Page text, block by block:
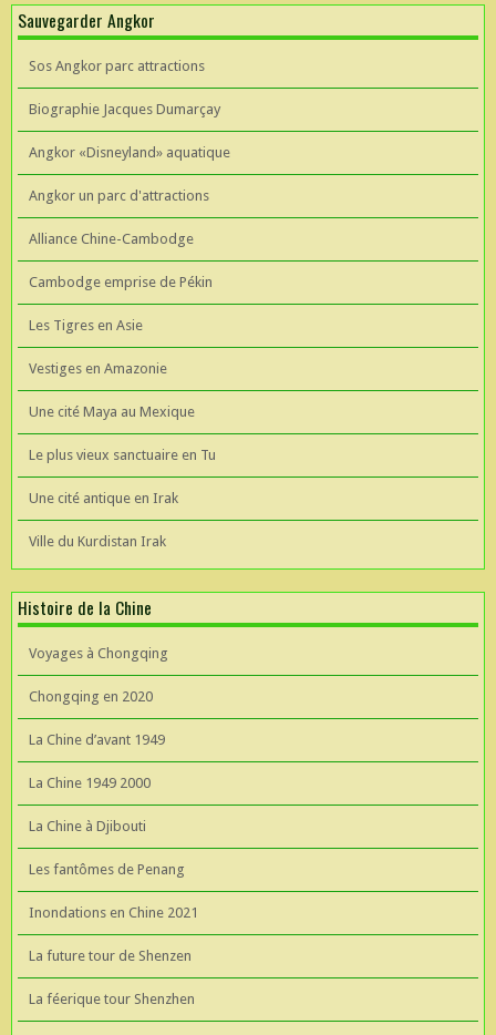
Sauvegarder Angkor
Sos Angkor parc attractions
Biographie Jacques Dumarçay
Angkor «Disneyland» aquatique
Angkor un parc d'attractions
Alliance Chine-Cambodge
Cambodge emprise de Pékin
Les Tigres en Asie
Vestiges en Amazonie
Une cité Maya au Mexique
Le plus vieux sanctuaire en Tu
Une cité antique en Irak
Ville du Kurdistan Irak
Histoire de la Chine
Voyages à Chongqing
Chongqing en 2020
La Chine d’avant 1949
La Chine 1949 2000
La Chine à Djibouti
Les fantômes de Penang
Inondations en Chine 2021
La future tour de Shenzen
La féerique tour Shenzhen